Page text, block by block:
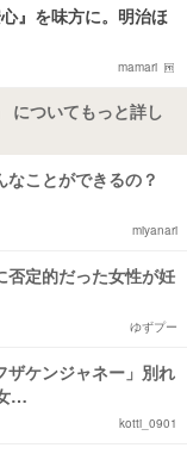
』を味方に。明治ほ
mamari
についてもっと詳し
ことができるの？
miyanari
否定的だった女性が妊
ゆずプー
ザケンジャネー」別れ
…
kotti_0901